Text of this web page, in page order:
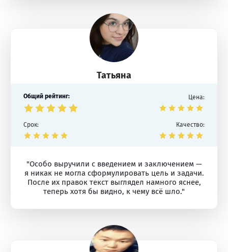
Татьяна
Общий рейтинг: Цена:
Срок: Качество:
"Особо выручили с введением и заключением —
я никак не могла сформулировать цель и задачи.
После их правок текст выглядел намного яснее,
теперь хотя бы видно, к чему всё шло."